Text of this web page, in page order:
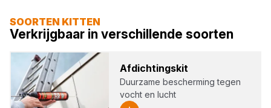
SOORTEN KITTEN
Verkrijgbaar in verschillende soorten
Afdich­tings­kit
Duurzame bescherming tegen
vocht en lucht